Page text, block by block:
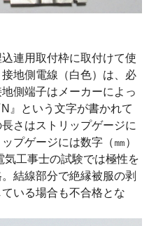
連用取付枠に取付けて使
地側電線（白色）は、必
側端子はメーカーによっ
』という文字が書かれて
さはストリップゲージに
プゲージには数字（㎜）
工事士の試験では極性を
結線部分で絶縁被服の剥
いる場合も不合格とな